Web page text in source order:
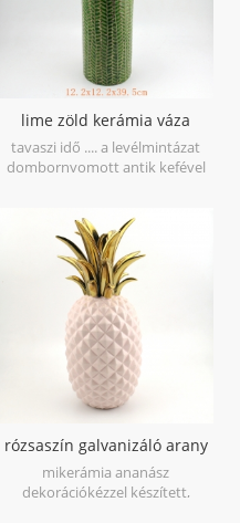
lime zöld kerámia váza
levélminta
tavaszi idő .... a levélmintázat
dombornyomott antik kefével
minél több tavaszi hangulatot
próbálj kilime zöld kerámia váza.
rózsaszín galvanizáló arany
ananász figura otthoni deco
mikerámia ananász
dekorációkézzel készített,